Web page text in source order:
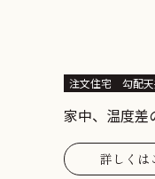
注文住宅 勾配
家中、温度差
詳しくは